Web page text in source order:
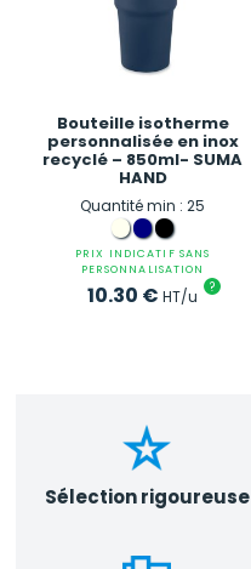
Bouteille isotherme
personnalisée en inox
recyclé – 850ml- SUMA
HAND
Quantité min : 25
PRIX INDICATIF SANS
PERSONNALISATION
10.30 € HT/u ?
Sélection rigoureuse